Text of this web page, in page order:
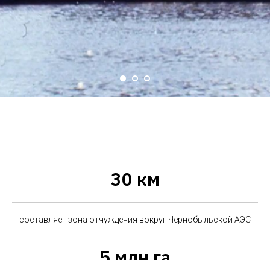
30 км
составляет зона отчуждения вокруг Чернобыльской АЭС